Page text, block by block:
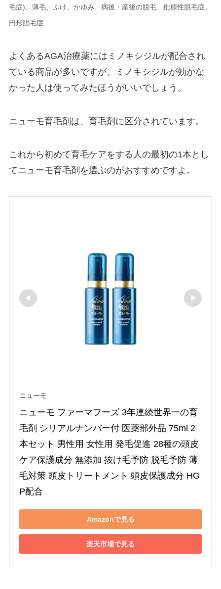
毛症)、薄毛、ふけ、かゆみ、病後・産後の脱毛、粃糠性脱毛症、
円形脱毛症
よくあるAGA治療薬にはミノキシジルが配合され
ている商品が多いですが、ミノキシジルが効かな
かった人は使ってみたほうがいいでしょう。
ニューモ育毛剤は、育毛剤に区分されています。
これから初めて育毛ケアをする人の最初の1本とし
てニューモ育毛剤を選ぶのがおすすめですよ。
ニューモ
ニューモ ファーマフーズ 3年連続世界一の育
毛剤 シリアルナンバー付 医薬部外品 75ml 2
本セット 男性用 女性用 発毛促進 28種の頭皮
ケア保護成分 無添加 抜け毛予防 脱毛予防 薄
毛対策 頭皮トリートメント 頭皮保護成分 HG
P配合
Amazonで見る
楽天市場で見る